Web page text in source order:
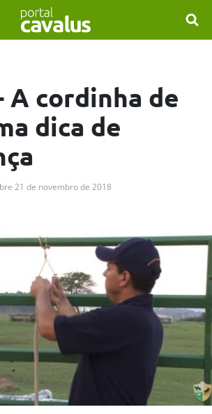
A cordinha de
dica de
21 de novembro de 2018